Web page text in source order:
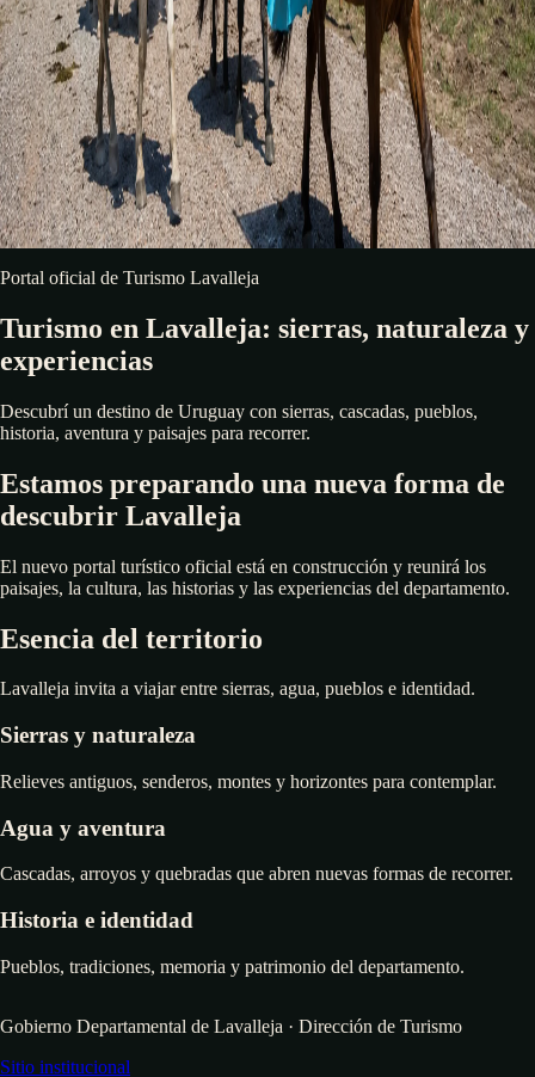
Portal oficial de Turismo Lavalleja
Turismo en Lavalleja: sierras, naturaleza y
experiencias
Descubrí un destino de Uruguay con sierras, cascadas, pueblos,
historia, aventura y paisajes para recorrer.
Estamos preparando una nueva forma de
descubrir Lavalleja
El nuevo portal turístico oficial está en construcción y reunirá los
paisajes, la cultura, las historias y las experiencias del departamento.
Esencia del territorio
Lavalleja invita a viajar entre sierras, agua, pueblos e identidad.
Sierras y naturaleza
Relieves antiguos, senderos, montes y horizontes para contemplar.
Agua y aventura
Cascadas, arroyos y quebradas que abren nuevas formas de recorrer.
Historia e identidad
Pueblos, tradiciones, memoria y patrimonio del departamento.
Gobierno Departamental de Lavalleja · Dirección de Turismo
Sitio institucional